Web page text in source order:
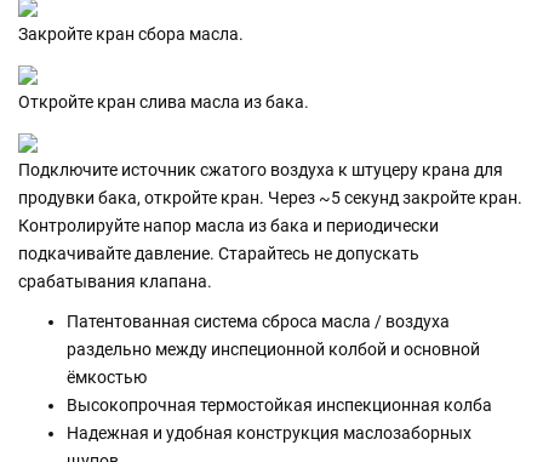
Закройте кран сбора масла.
Откройте кран слива масла из бака.
Подключите источник сжатого воздуха к штуцеру крана для
продувки бака, откройте кран. Через ~5 секунд закройте кран.
Контролируйте напор масла из бака и периодически
подкачивайте давление. Старайтесь не допускать
срабатывания клапана.
Патентованная система сброса масла / воздуха
раздельно между инспеционной колбой и основной
ёмкостью
Высокопрочная термостойкая инспекционная колба
Надежная и удобная конструкция маслозаборных